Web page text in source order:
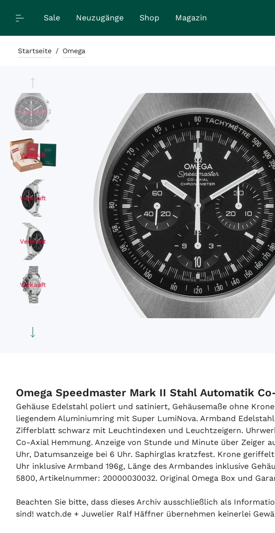
Sale Neuzugänge Shop Magazin
Startseite / Omega
Verkauft
Verkauft
Verkauft
Verkauft
Verkauft
Verkauft
Omega Speedmaster Mark II Stahl Automatik
Gehäuse Edelstahl poliert und satiniert, Gehäusemaße ohne
liegendem Aluminiumring mit Super LumiNova. Armband
Zifferblatt schwarz mit Leuchtindexen und Leuchtzeigern.
Co-Axial Hemmung. Anzeige von Stunde und Minute über Zeiger
Uhr, Datumsanzeige bei 6 Uhr. Saphirglas kratzfest. Krone
Uhr inklusive Armband 196g, Länge des Armbandes inklusive
5800, Artikelnummer: 20000030032. Original Omega Box und
Beachten Sie bitte, dass dieses Archiv ausschließlich als
sind! watch.de + Juwelier Ralf Häffner übernehmen keinerlei